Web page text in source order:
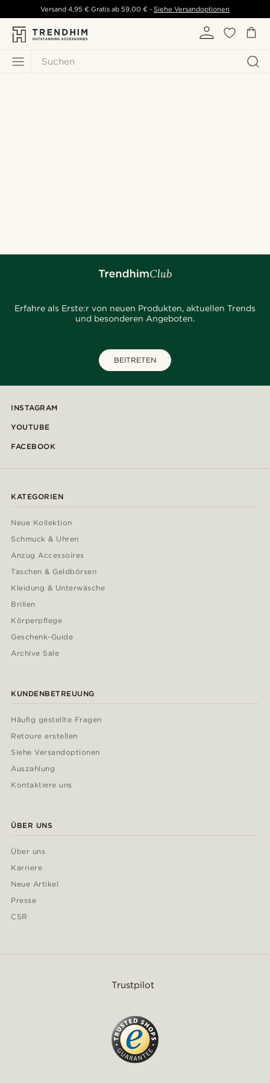
Suchen
Versand 4,95 € Gratis ab 59,00 € - Siehe Versandoptionen
Erfahre als Erste:r von neuen Produkten, aktuellen Trends
und besonderen Angeboten.
BEITRETEN
INSTAGRAM
YOUTUBE
FACEBOOK
KATEGORIEN
Neue Kollektion
Schmuck & Uhren
Anzug Accessoires
Taschen & Geldbörsen
Kleidung & Unterwäsche
Brillen
Körperpflege
Geschenk-Guide
Archive Sale
KUNDENBETREUUNG
Häufig gestellte Fragen
Retoure erstellen
Siehe Versandoptionen
Auszahlung
Kontaktiere uns
ÜBER UNS
Über uns
Karriere
Neue Artikel
Presse
CSR
Trustpilot